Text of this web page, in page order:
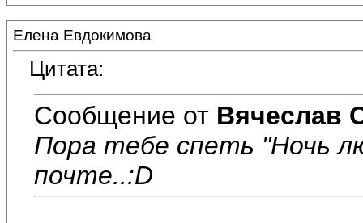
Елена Евдокимова
Цитата:
Сообщение от Вячеслав
Пора тебе спеть "Ночь
почте..:D